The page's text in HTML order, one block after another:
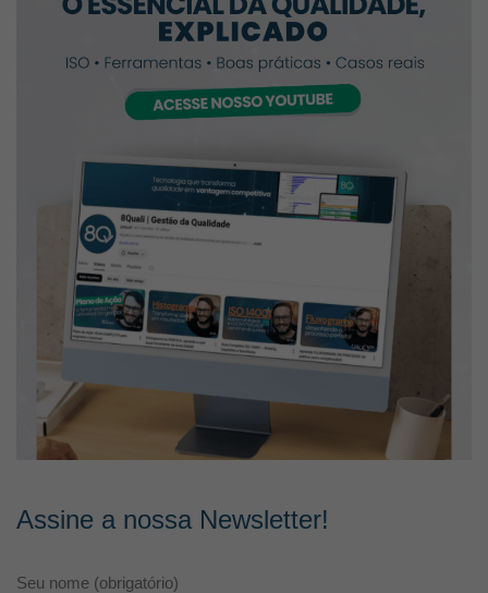
Assine a nossa Newsletter!
Seu nome (obrigatório)